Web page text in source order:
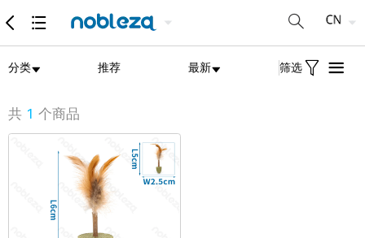
分类 推荐 最新 筛选
共 1 个商品